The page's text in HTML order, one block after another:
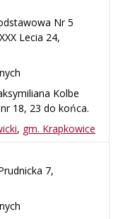
Nr 5
Lecia 24,
Kolbe
18, 23 do końca.
, gm. Krapkowice
7,